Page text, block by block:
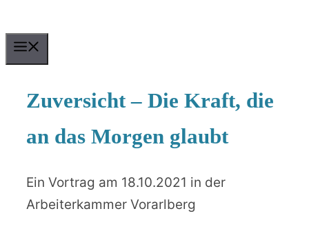
Inhalt
springen
Zuversicht – Die Kraft, die
an das Morgen glaubt
Ein Vortrag am 18.10.2021 in der
Arbeiterkammer Vorarlberg